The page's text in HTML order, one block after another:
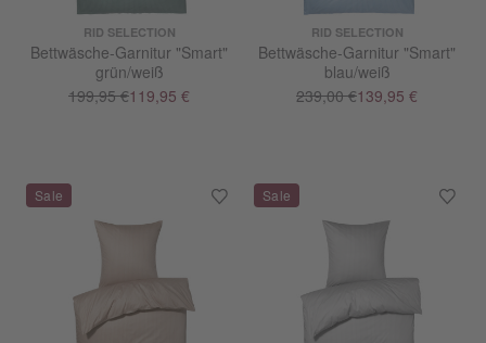
RID SELECTION
Bettwäsche-Garnitur "Smart"
grün/weiß
199,95 €119,95 €
RID SELECTION
Bettwäsche-Garnitur "Smart"
blau/weiß
239,00 €139,95 €